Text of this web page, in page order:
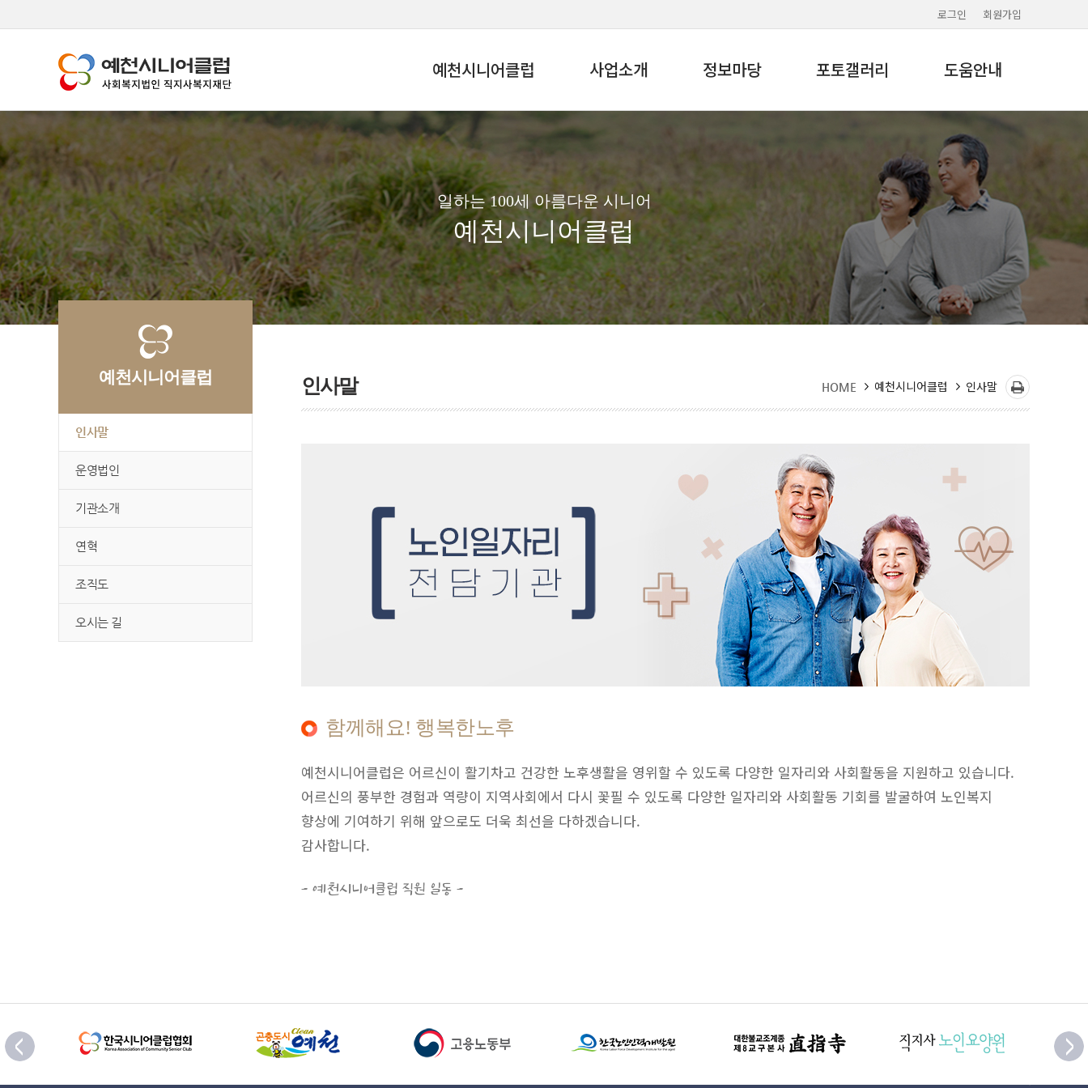
로그인 회원가입
예천시니어클럽 사업소개 정보마당 포토갤러리 도움안내
예천시니어클럽
인사말
운영법인
기관소개
연혁
조직도
오시는 길
일하는 100세 아름다운 시니어
예천시니어클럽
인사말 HOME 예천시니어클럽 인사말
함께해요! 행복한노후
예천시니어클럽은 어르신이 활기차고 건강한 노후생활을 영위할 수 있도록 다양한 일자리와 사회활동을 지원하고 있습니다.
어르신의 풍부한 경험과 역량이 지역사회에서 다시 꽃필 수 있도록 다양한 일자리와 사회활동 기회를 발굴하여 노인복지
향상에 기여하기 위해 앞으로도 더욱 최선을 다하겠습니다.
감사합니다.
- 예천시니어클럽 직원 일동 -